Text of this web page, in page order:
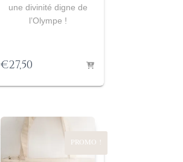
une divinité digne de
l’Olympe !
€27,50
PROMO !